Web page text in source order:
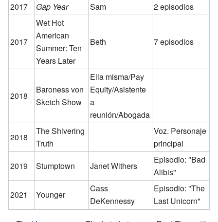
2017
Gap Year Sam 2 episodios
2017
Wet Hot
American
Summer: Ten
Years Later
Beth 7 episodios
2018
Baroness von
Sketch Show
Ella misma/Pay
Equity/Asistente
a
reunión/Abogada
2018
The Shivering
Truth
Voz. Personaje
principal
2019
Stumptown Janet Withers
Episodio: "Bad
Alibis"
2021
Younger
Cass
DeKennessy
Episodio: "The
Last Unicorn"